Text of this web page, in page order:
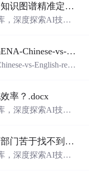
高校技术转移办公室如何利用知识图谱精准定位产业需求与技术适配点？.docx
，深度探索AI技术
技创新与产业创新认知网络分析的网站平替代码ENA-Chinese-vs-English-reproducible.zip
vs-English-repro
率？.docx
，深度探索AI技术
技创新与产业创新产业招商如何精准匹配？招商部门苦于找不到符合产业链补链强链方向的目标企业怎么办？.docx
，深度探索AI技术